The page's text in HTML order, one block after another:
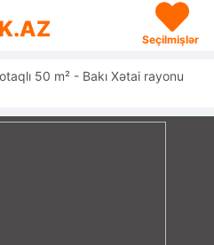
Seçilmişlər
50 m² - Bakı Xətai rayonu